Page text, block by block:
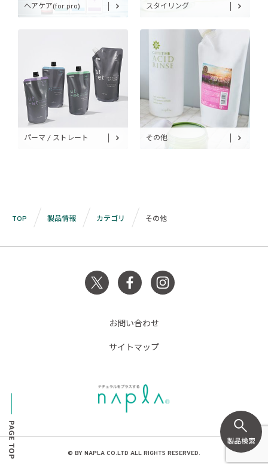
ヘアケア(for pro) スタイリング
パーマ / ストレート その他
TOP 製品情報 カテゴリ その他
お問い合わせ
サイトマップ
© BY NAPLA CO.LTD ALL RIGHTS RESERVED.